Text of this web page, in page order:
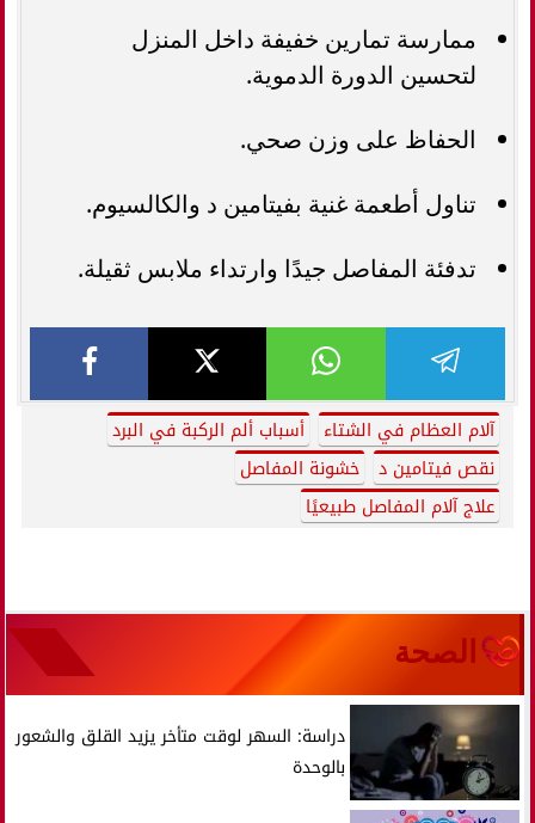
ممارسة تمارين خفيفة داخل المنزل
لتحسين الدورة الدموية.
الحفاظ على وزن صحي.
تناول أطعمة غنية بفيتامين د والكالسيوم.
تدفئة المفاصل جيدًا وارتداء ملابس ثقيلة.
آلام العظام في الشتاء
أسباب ألم الركبة في البرد
نقص فيتامين د
خشونة المفاصل
علاج آلام المفاصل طبيعيًا
الصحة
دراسة: السهر لوقت متأخر يزيد القلق والشعور
بالوحدة